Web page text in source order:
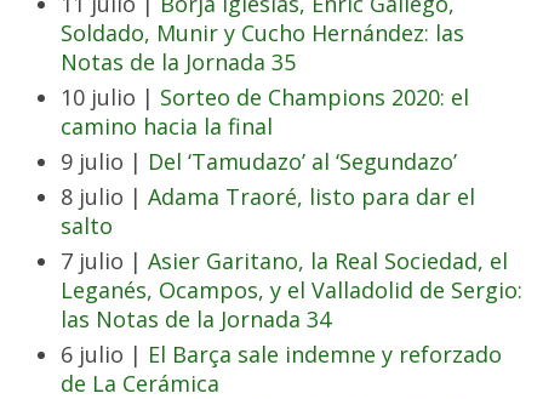
Soldado, Munir y Cucho Hernández: las
Notas de la Jornada 35
10 julio | Sorteo de Champions 2020: el
camino hacia la final
9 julio | Del ‘Tamudazo’ al ‘Segundazo’
8 julio | Adama Traoré, listo para dar el
salto
7 julio | Asier Garitano, la Real Sociedad, el
Leganés, Ocampos, y el Valladolid de Sergio:
las Notas de la Jornada 34
6 julio | El Barça sale indemne y reforzado
de La Cerámica